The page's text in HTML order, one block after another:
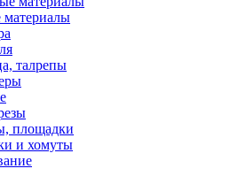
талрепы
площадки
и хомуты